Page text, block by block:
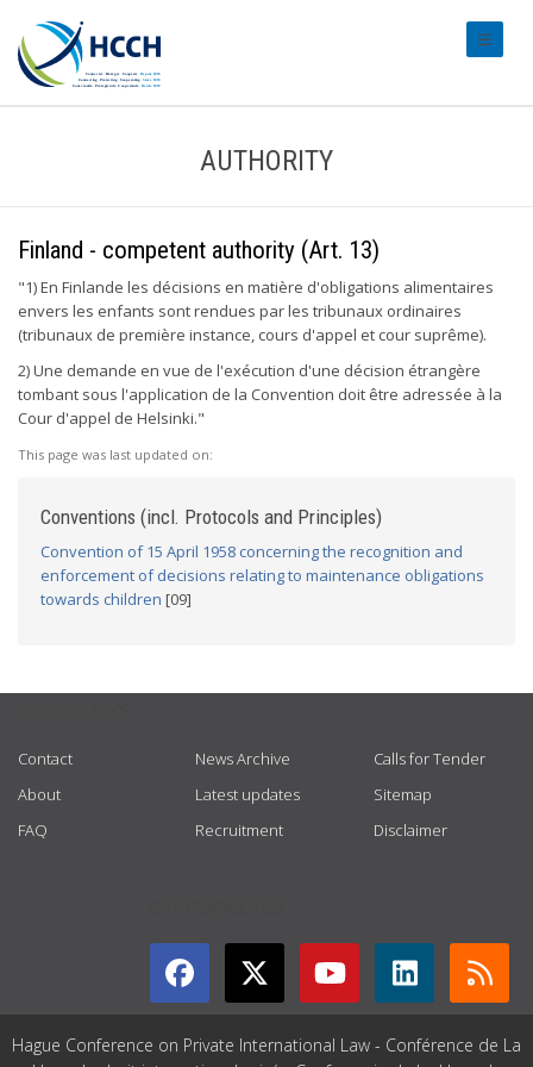
AUTHORITY
Finland - competent authority (Art. 13)
"1) En Finlande les décisions en matière d'obligations alimentaires
envers les enfants sont rendues par les tribunaux ordinaires
(tribunaux de première instance, cours d'appel et cour suprême).
2) Une demande en vue de l'exécution d'une décision étrangère
tombant sous l'application de la Convention doit être adressée à la
Cour d'appel de Helsinki."
This page was last updated on:
Conventions (incl. Protocols and Principles)
Convention of 15 April 1958 concerning the recognition and
enforcement of decisions relating to maintenance obligations
towards children [09]
Contact
About
FAQ
News Archive
Latest updates
Recruitment
Calls for Tender
Sitemap
Disclaimer
Hague Conference on Private International Law - Conférence de La